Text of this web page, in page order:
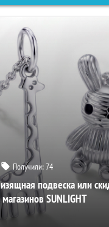
Получили:74
подвеска или
SUNLIGHT